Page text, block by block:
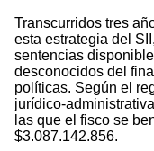
Transcurridos tres
esta estrategia del
sentencias
desconocidos del
políticas. Según el
jurídico-
las que el fisco se
$3.087.142.856.